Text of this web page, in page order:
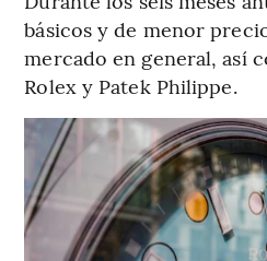
básicos y de menor
mercado en general, así
Rolex y Patek Philippe.